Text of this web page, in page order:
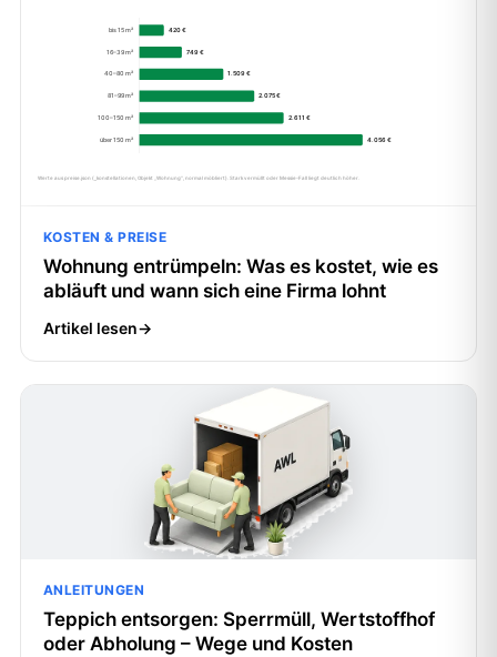
KOSTEN & PREISE
Wohnung entrümpeln: Was es kostet, wie es
abläuft und wann sich eine Firma lohnt
Artikel lesen→
ANLEITUNGEN
Teppich entsorgen: Sperrmüll, Wertstoffhof
oder Abholung – Wege und Kosten